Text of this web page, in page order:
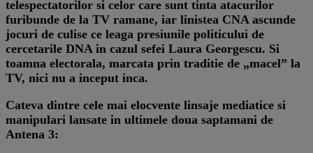
telespectatorilor si celor care sunt tinta atacurilor
furibunde de la TV ramane, iar linistea CNA ascunde
jocuri de culise ce leaga presiunile politicului de
cercetarile DNA in cazul sefei Laura Georgescu. Si
toamna electorala, marcata prin traditie de „macel” la
TV, nici nu a inceput inca.
Cateva dintre cele mai elocvente linsaje mediatice si
manipulari lansate in ultimele doua saptamani de
Antena 3: